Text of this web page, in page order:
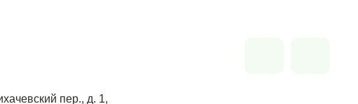
пер., д. 1,